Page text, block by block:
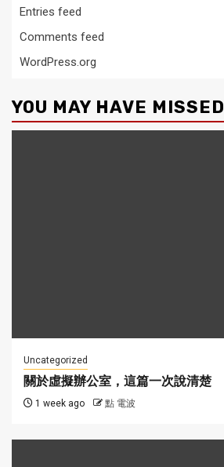
Entries feed
Comments feed
WordPress.org
YOU MAY HAVE MISSED
Uncategorized
關於虛擬辦公室，這篇一次說清楚
1 week ago 點 電波